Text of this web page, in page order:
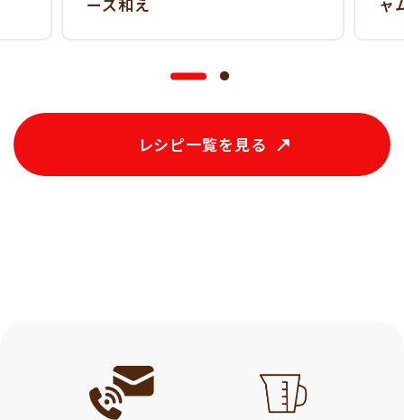
レシピ一覧を見る